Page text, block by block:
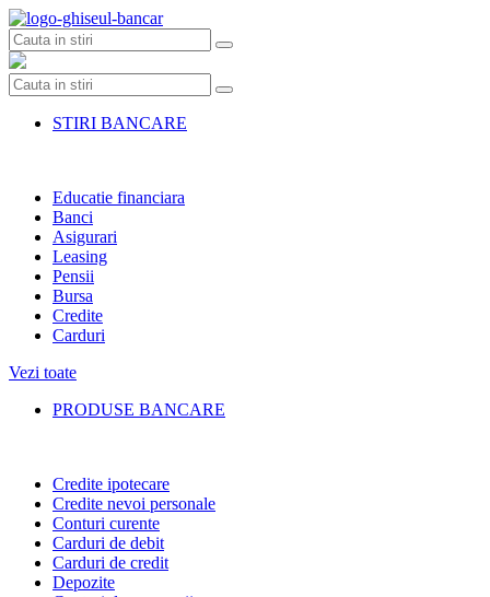
Skip
to
content
STIRI BANCARE
Educatie financiara
Banci
Asigurari
Leasing
Pensii
Bursa
Credite
Carduri
Vezi toate
PRODUSE BANCARE
Credite ipotecare
Credite nevoi personale
Conturi curente
Carduri de debit
Carduri de credit
Depozite